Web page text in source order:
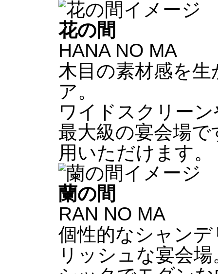
花の間
HANA NO MA
木目の素材感を
ア。
ワイドスクリー
最大級の宴会場
用いただけます。
蘭の間
RAN NO MA
個性的なシャン
リッシュな宴会場